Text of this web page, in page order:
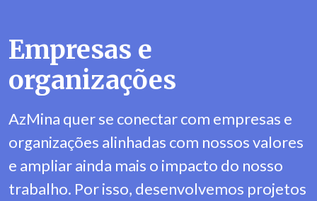
Empresas e
organizações
AzMina quer se conectar com empresas e
organizações alinhadas com nossos valores
e ampliar ainda mais o impacto do nosso
trabalho. Por isso, desenvolvemos projetos